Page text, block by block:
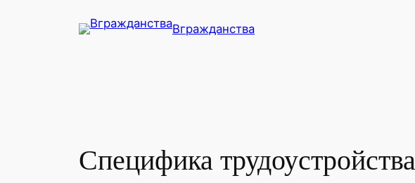
Вгражданства
Специфика